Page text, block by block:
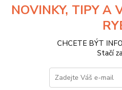
Spojky guma-vlas
Kč Od
NOVINKY, TIPY A
CHCETE BÝT
Stačí